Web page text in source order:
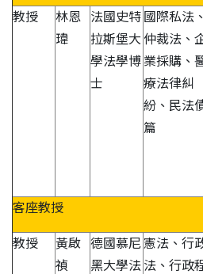
教授
林恩
瑋
法國史特
拉斯堡大
學法學博
士
國際私法、
仲裁法、
業採購、
療法律糾
紛、民法
篇
客座教授
教授
黃啟
禎
德國慕尼
黑大學法
憲法、行
法、行政